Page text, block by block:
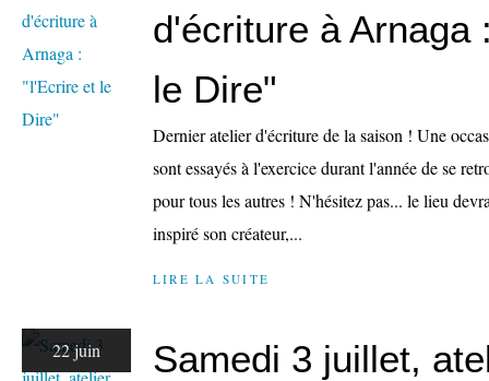
d'écriture à Arnaga
le Dire"
Dernier atelier d'écriture de la saison ! Une
sont essayés à l'exercice durant l'année de se
pour tous les autres ! N'hésitez pas... le lieu
inspiré son créateur,...
LIRE LA SUITE
22 juin
Samedi 3 juillet,